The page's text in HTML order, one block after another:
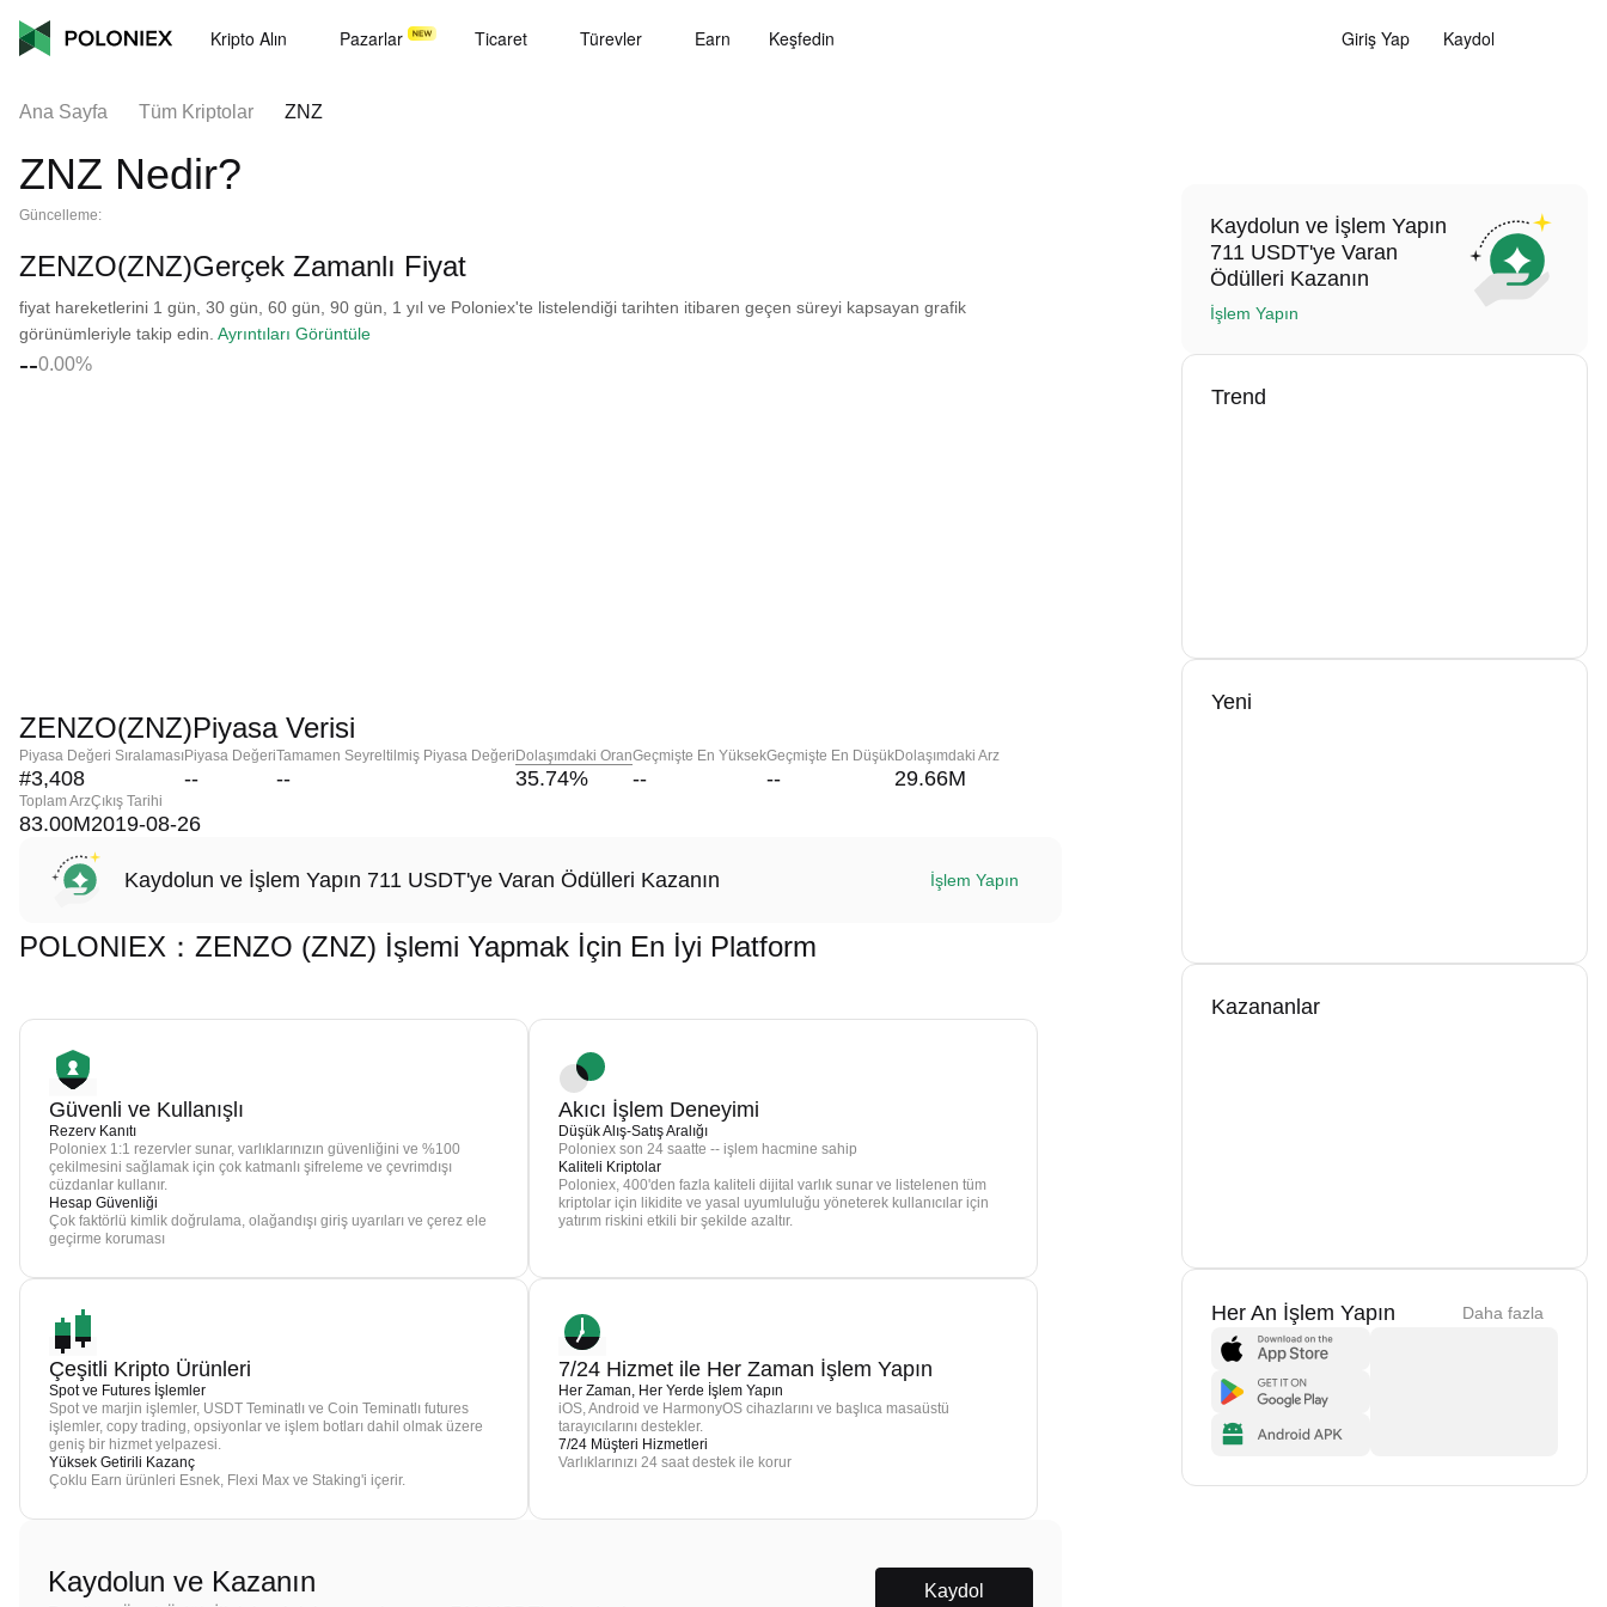
Kripto Alın Pazarlar Ticaret Türevler Earn Keşfedin Giriş Yap Kaydol
Ana Sayfa Tüm Kriptolar ZNZ
ZNZ Nedir?
Güncelleme:
ZENZO(ZNZ)Gerçek Zamanlı Fiyat
fiyat hareketlerini 1 gün, 30 gün, 60 gün, 90 gün, 1 yıl ve Poloniex'te listelendiği tarihten itibaren geçen süreyi kapsayan grafik
görünümleriyle takip edin. Ayrıntıları Görüntüle
--0.00%
ZENZO(ZNZ)Piyasa Verisi
Piyasa Değeri Sıralaması
#3,408
Piyasa Değeri
--
Tamamen Seyreltilmiş Piyasa Değeri
--
Dolaşımdaki Oran
35.74%
Geçmişte En Yüksek
--
Geçmişte En Düşük
--
Dolaşımdaki Arz
29.66M
Toplam Arz
83.00M
Çıkış Tarihi
2019-08-26
Kaydolun ve İşlem Yapın 711 USDT'ye Varan Ödülleri Kazanın İşlem Yapın
POLONIEX：ZENZO (ZNZ) İşlemi Yapmak İçin En İyi Platform
Güvenli ve Kullanışlı
Rezerv Kanıtı
Poloniex 1:1 rezervler sunar, varlıklarınızın güvenliğini ve %100
çekilmesini sağlamak için çok katmanlı şifreleme ve çevrimdışı
cüzdanlar kullanır.
Hesap Güvenliği
Çok faktörlü kimlik doğrulama, olağandışı giriş uyarıları ve çerez ele
geçirme koruması
Akıcı İşlem Deneyimi
Düşük Alış-Satış Aralığı
Poloniex son 24 saatte -- işlem hacmine sahip
Kaliteli Kriptolar
Poloniex, 400'den fazla kaliteli dijital varlık sunar ve listelenen tüm
kriptolar için likidite ve yasal uyumluluğu yöneterek kullanıcılar için
yatırım riskini etkili bir şekilde azaltır.
Çeşitli Kripto Ürünleri
Spot ve Futures İşlemler
Spot ve marjin işlemler, USDT Teminatlı ve Coin Teminatlı futures
işlemler, copy trading, opsiyonlar ve işlem botları dahil olmak üzere
geniş bir hizmet yelpazesi.
Yüksek Getirili Kazanç
Çoklu Earn ürünleri Esnek, Flexi Max ve Staking'i içerir.
7/24 Hizmet ile Her Zaman İşlem Yapın
Her Zaman, Her Yerde İşlem Yapın
iOS, Android ve HarmonyOS cihazlarını ve başlıca masaüstü
tarayıcılarını destekler.
7/24 Müşteri Hizmetleri
Varlıklarınızı 24 saat destek ile korur
Kaydolun ve Kazanın Kaydol
Kaydolun ve İşlem Yapın
711 USDT'ye Varan
Ödülleri Kazanın
İşlem Yapın
Trend
Yeni
Kazananlar
Her An İşlem Yapın Daha fazla